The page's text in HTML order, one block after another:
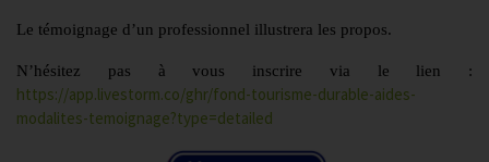
Le témoignage d’un professionnel illustrera les propos.
N’hésitez pas à vous inscrire via le lien :
https://app.livestorm.co/ghr/fond-tourisme-durable-aides-
modalites-temoignage?type=detailed